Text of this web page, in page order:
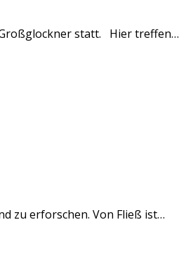
statt. Hier treffen…
zu erforschen. Von Fließ ist…